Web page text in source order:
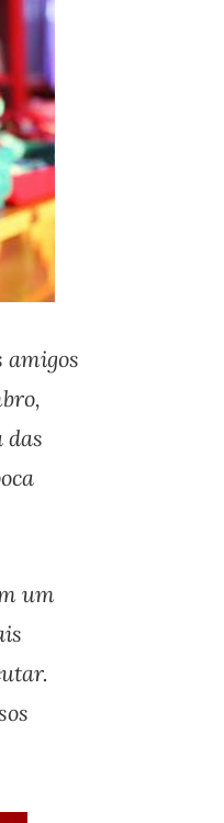
amigos
das
um